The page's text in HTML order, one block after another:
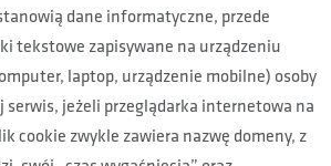
dane informatyczne, przede
tekstowe zapisywane na urządzeniu
laptop, urządzenie mobilne) osoby
serwis, jeżeli przeglądarka internetowa na
cookie zwykle zawiera nazwę domeny, z